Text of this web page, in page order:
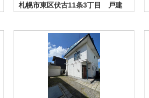
札幌市東区伏古11条3丁目 戸建